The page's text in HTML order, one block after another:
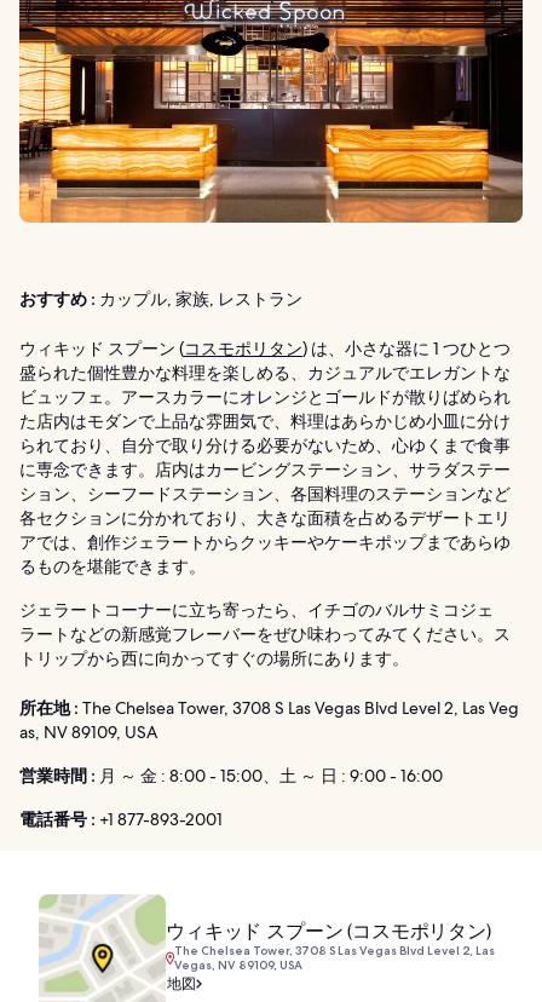
おすすめ : カップル, 家族, レストラン
ウィキッド スプーン (コスモポリタン) は、小さな器に 1 つひとつ
盛られた個性豊かな料理を楽しめる、カジュアルでエレガントな
ビュッフェ。アースカラーにオレンジとゴールドが散りばめられ
た店内はモダンで上品な雰囲気で、料理はあらかじめ小皿に分け
られており、自分で取り分ける必要がないため、心ゆくまで食事
に専念できます。店内はカービングステーション、サラダステー
ション、シーフードステーション、各国料理のステーションなど
各セクションに分かれており、大きな面積を占めるデザートエリ
アでは、創作ジェラートからクッキーやケーキポップまであらゆ
るものを堪能できます。
ジェラートコーナーに立ち寄ったら、イチゴのバルサミコジェ
ラートなどの新感覚フレーバーをぜひ味わってみてください。ス
トリップから西に向かってすぐの場所にあります。
所在地 : The Chelsea Tower, 3708 S Las Vegas Blvd Level 2, Las Veg
as, NV 89109, USA
営業時間 : 月 ～ 金 : 8:00 - 15:00、土 ～ 日 : 9:00 - 16:00
電話番号 : +1 877-893-2001
ウィキッド スプーン (コスモポリタン)
The Chelsea Tower, 3708 S Las Vegas Blvd Level 2, Las
Vegas, NV 89109, USA
地図